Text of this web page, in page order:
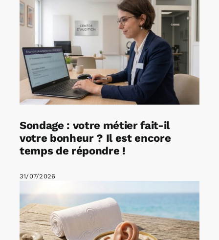
Sondage : votre métier fait-il
votre bonheur ? Il est encore
temps de répondre !
31/07/2026